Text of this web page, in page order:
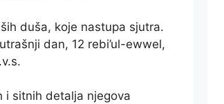
duša, koje nastupa sjutra.
dan, 12 rebi’ul-ewwel,
i sitnih detalja njegova